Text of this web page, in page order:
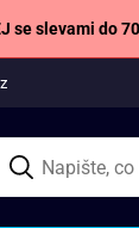
se slevami do